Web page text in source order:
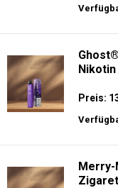
Nikotin
Preis:
Merry-